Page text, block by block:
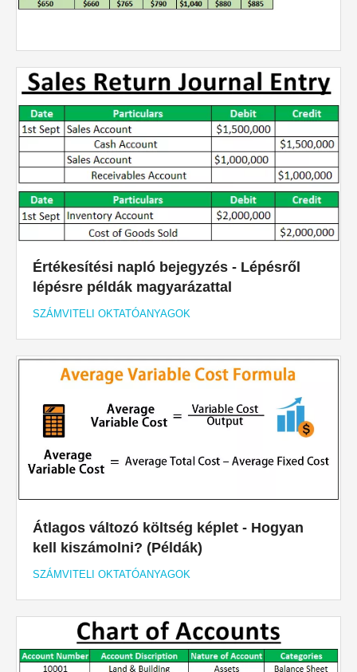
Értékesítési napló bejegyzés - Lépésről
lépésre példák magyarázattal
SZÁMVITELI OKTATÓANYAGOK
Átlagos változó költség képlet - Hogyan
kell kiszámolni? (Példák)
SZÁMVITELI OKTATÓANYAGOK